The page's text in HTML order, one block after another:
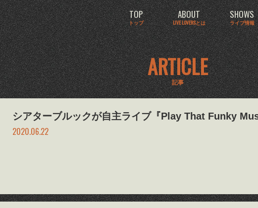
TOP
トップ
ABOUT
LIVE LOVERSとは
SHOWS
ライブ情報
ARTICLE
記事
シアターブルックが自主ライブ『Play That Funky
2020.06.22